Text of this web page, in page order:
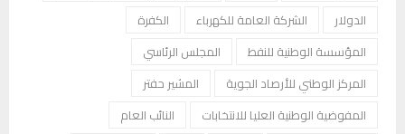
الدولار
الشركة العامة للكهرباء
الكفرة
المؤسسة الوطنية للنفط
المجلس الرئاسي
المركز الوطني للأرصاد الجوية
المشير حفتر
المفوضية الوطنية العليا للانتخابات
النائب العام